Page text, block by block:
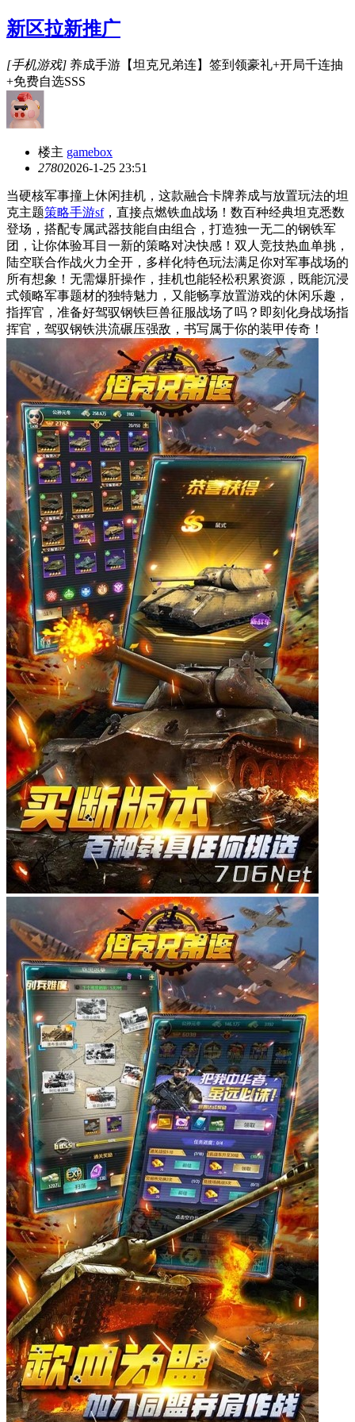
新区拉新推广
[手机游戏] 养成手游【坦克兄弟连】签到领豪礼+开局千连抽
+免费自选SSS
楼主 gamebox
27802026-1-25 23:51
当硬核军事撞上休闲挂机，这款融合卡牌养成与放置玩法的坦
克主题策略手游sf，直接点燃铁血战场！数百种经典坦克悉数
登场，搭配专属武器技能自由组合，打造独一无二的钢铁军
团，让你体验耳目一新的策略对决快感！双人竞技热血单挑，
陆空联合作战火力全开，多样化特色玩法满足你对军事战场的
所有想象！无需爆肝操作，挂机也能轻松积累资源，既能沉浸
式领略军事题材的独特魅力，又能畅享放置游戏的休闲乐趣，
指挥官，准备好驾驭钢铁巨兽征服战场了吗？即刻化身战场指
挥官，驾驭钢铁洪流碾压强敌，书写属于你的装甲传奇！